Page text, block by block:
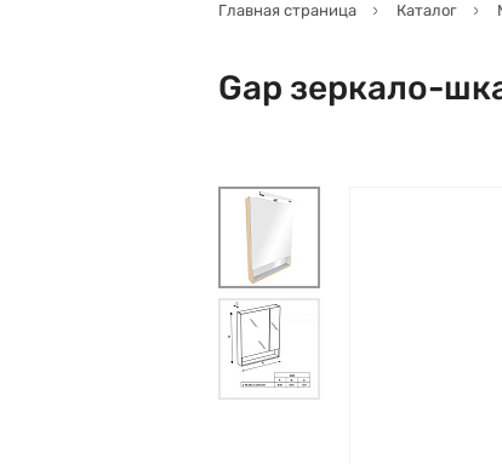
Главная страница Каталог
Gap зеркало-